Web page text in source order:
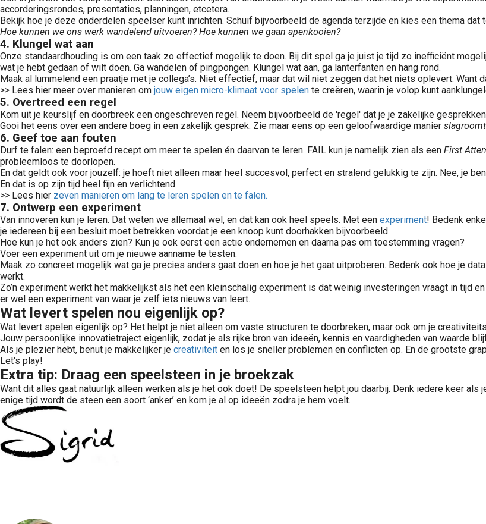
accorderingsrondes, presentaties, planningen, etcetera.
Bekijk hoe je deze onderdelen speelser kunt inrichten. Schuif bijvoorbeeld de agenda terzijde en kies een thema dat
Hoe kunnen we ons werk wandelend uitvoeren? Hoe kunnen we gaan apenkooien?
4. Klungel wat aan
Onze standaardhouding is om een taak zo effectief mogelijk te doen. Bij dit spel ga je juist je tijd zo inefficiënt
wat je hebt gedaan of wilt doen. Ga wandelen of pingpongen. Klungel wat aan, ga lanterfanten en hang rond.
Maak al lummelend een praatje met je collega’s. Niet effectief, maar dat wil niet zeggen dat het niets oplevert. Want
>> Lees hier meer over manieren om jouw eigen micro-klimaat voor spelen te creëren, waarin je volop kunt
5. Overtreed een regel
Kom uit je keurslijf en doorbreek een ongeschreven regel. Neem bijvoorbeeld de 'regel' dat je je zakelijke
Gooi het eens over een andere boeg in een zakelijk gesprek. Zie maar eens op een geloofwaardige manier
6. Geef toe aan fouten
Durf te falen: een beproefd recept om meer te spelen én daarvan te leren. FAIL kun je namelijk zien als een First
probleemloos te doorlopen.
En dat geldt ook voor jouzelf: je hoeft niet alleen maar heel succesvol, perfect en stralend gelukkig te zijn. Nee, je
En dat is op zijn tijd heel fijn en verlichtend.
>> Lees hier zeven manieren om lang te leren spelen en te falen.
7. Ontwerp een experiment
Van innoveren kun je leren. Dat weten we allemaal wel, en dat kan ook heel speels. Met een experiment! Bedenk
je iedereen bij een besluit moet betrekken voordat je een knoop kunt doorhakken bijvoorbeeld.
Hoe kun je het ook anders zien? Kun je ook eerst een actie ondernemen en daarna pas om toestemming vragen?
Voer een experiment uit om je nieuwe aanname te testen.
Maak zo concreet mogelijk wat ga je precies anders gaat doen en hoe je het gaat uitproberen. Bedenk ook hoe je
werkt.
Zo’n experiment werkt het makkelijkst als het een kleinschalig experiment is dat weinig investeringen vraagt in tijd
er wel een experiment van waar je zelf iets nieuws van leert.
Wat levert spelen nou eigenlijk op?
Wat levert spelen eigenlijk op? Het helpt je niet alleen om vaste structuren te doorbreken, maar ook om je
Jouw persoonlijke innovatietraject eigenlijk, zodat je als rijke bron van ideeën, kennis en vaardigheden van waarde
Als je plezier hebt, benut je makkelijker je creativiteit en los je sneller problemen en conflicten op. En de grootste
Let's play!
Extra tip: Draag een speelsteen in je broekzak
Want dit alles gaat natuurlijk alleen werken als je het ook doet! De speelsteen helpt jou daarbij. Denk iedere keer
enige tijd wordt de steen een soort ‘anker’ en kom je al op ideeën zodra je hem voelt.